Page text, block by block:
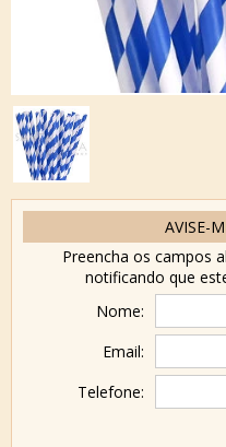
AVISE-
Preencha os campos
notificando que
Nome:
Email:
Telefone: